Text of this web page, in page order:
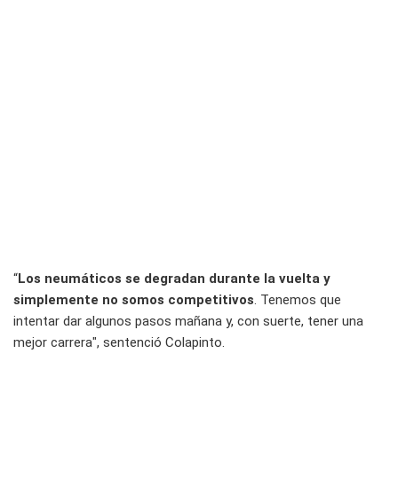
“Los neumáticos se degradan durante la vuelta y
simplemente no somos competitivos. Tenemos que
intentar dar algunos pasos mañana y, con suerte, tener una
mejor carrera", sentenció Colapinto.